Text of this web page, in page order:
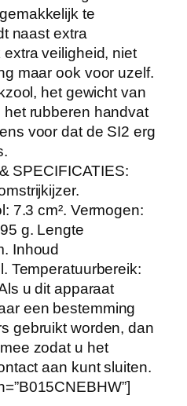
te
naast extra
veiligheid, niet
maar ook voor uzelf.
het gewicht van
rubberen handvat
voor dat de SI2 erg
SPECIFICATIES:
7.3 cm². Vermogen:
g. Lengte
Inhoud
Temperatuurbereik:
u dit apparaat
een bestemming
gebruikt worden, dan
zodat u het
aan kunt sluiten.